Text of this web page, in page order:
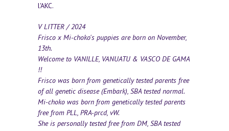
l'AKC.
V LITTER / 2024
Frisco x Mi-choko's puppies are born on November,
13th.
Welcome to VANILLE, VANUATU & VASCO DE GAMA
!!
Frisco was born from genetically tested parents free
of all genetic disease (Embark), SBA tested normal.
Mi-choko was born from genetically tested parents
free from PLL, PRA-prcd, vW.
She is personally tested free from DM, SBA tested